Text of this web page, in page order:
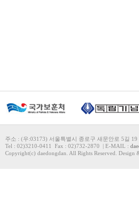
주소 : (우:03173) 서울특별시 종로구 새문안로 5길
Tel : 02)3210-0411 Fax : 02)732-2870 | E-MAIL :
Copyright(c) daedongdan. All Rights Reserved. Design